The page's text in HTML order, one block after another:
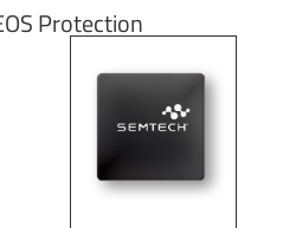
Protection